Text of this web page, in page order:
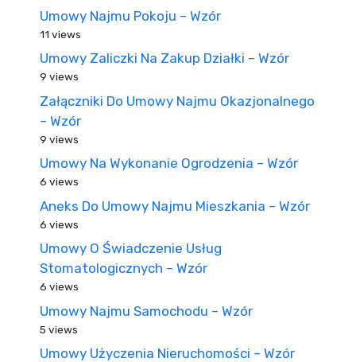
Umowy Najmu Pokoju – Wzór
11 views
Umowy Zaliczki Na Zakup Działki – Wzór
9 views
Załączniki Do Umowy Najmu Okazjonalnego
– Wzór
9 views
Umowy Na Wykonanie Ogrodzenia – Wzór
6 views
Aneks Do Umowy Najmu Mieszkania – Wzór
6 views
Umowy O Świadczenie Usług
Stomatologicznych – Wzór
6 views
Umowy Najmu Samochodu – Wzór
5 views
Umowy Użyczenia Nieruchomości – Wzór